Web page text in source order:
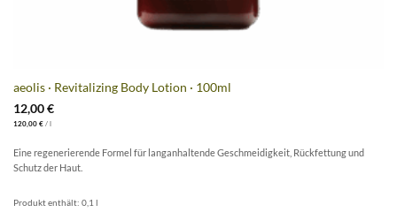
aeolis · Revitalizing Body Lotion · 100ml
12,00€
120,00 €/ l
Eine regenerierende Formel für langanhaltende Geschmeidigkeit, Rückfettung und
Schutz der Haut.
Produkt enthält: 0,1